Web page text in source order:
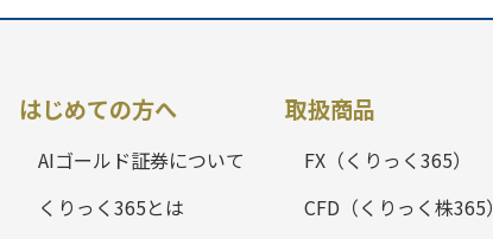
はじめての方へ
AIゴールド証券について
くりっく365とは
取扱商品
FX（くりっく365）
CFD（くりっく株365）